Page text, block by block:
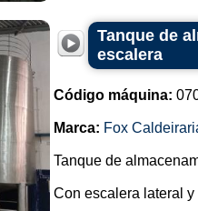
Tanque de
escalera
Código máquina:
Marca: Fox
Tanque de
Con escalera lateral